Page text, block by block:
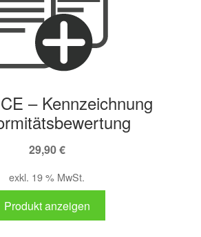
– Kennzeichnung
29,90€
exkl. 19 % MwSt.
Produkt anzeigen